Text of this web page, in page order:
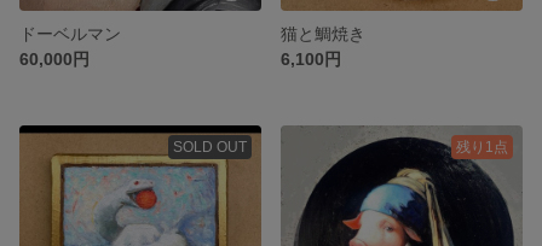
ドーベルマン
60,000円
猫と鯛焼き
6,100円
SOLD OUT 残り1点